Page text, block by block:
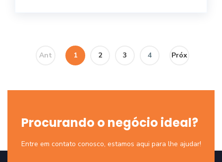
Ant 1 2 3 4 Próx
Procurando o negócio ideal?
Entre em contato conosco, estamos aqui para lhe ajudar!